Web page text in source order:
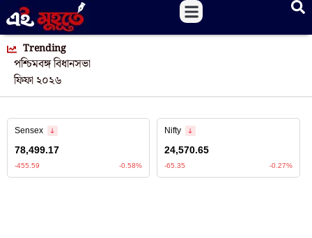
Trending
পশ্চিমবঙ্গ বিধানসভা
ফিফা ২০২৬